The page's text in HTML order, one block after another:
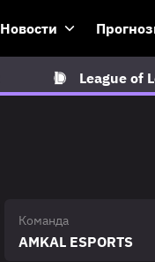
Новости
League of
Команда
AMKAL ESPORTS